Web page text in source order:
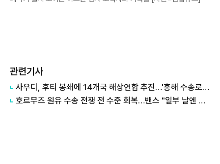
관련기사
사우디, 후티 봉쇄에 14개국 해상연합 추진…'홍해 수송로' 지킨다
호르무즈 원유 수송 전쟁 전 수준 회복…밴스 "일부 날엔 더 많아"